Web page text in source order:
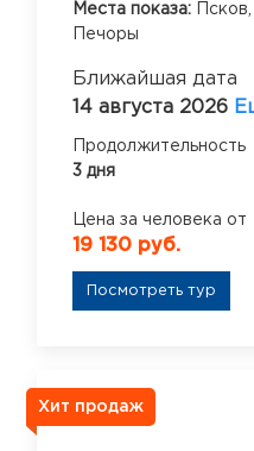
Места показа: Псков,
Печоры
Ближайшая дата
14 августа 2026
Продолжительность
3 дня
Цена за человека от
19 130 руб.
Посмотреть тур
Хит продаж